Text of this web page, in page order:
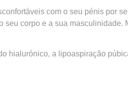
com o seu pénis por
corpo e a sua masculinidade.
hialurónico, a lipoaspiração